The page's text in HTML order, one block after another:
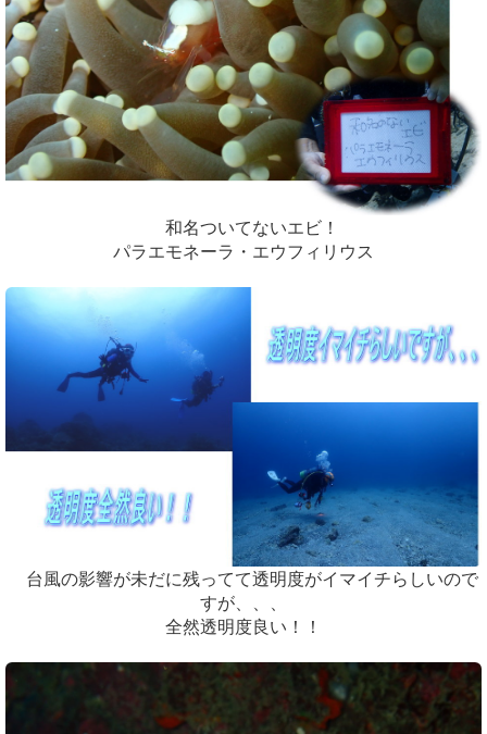
和名ついてないエビ！
パラエモネーラ・エウフィリウス
台風の影響が未だに残ってて透明度がイマイチらしいので
すが、、、
全然透明度良い！！